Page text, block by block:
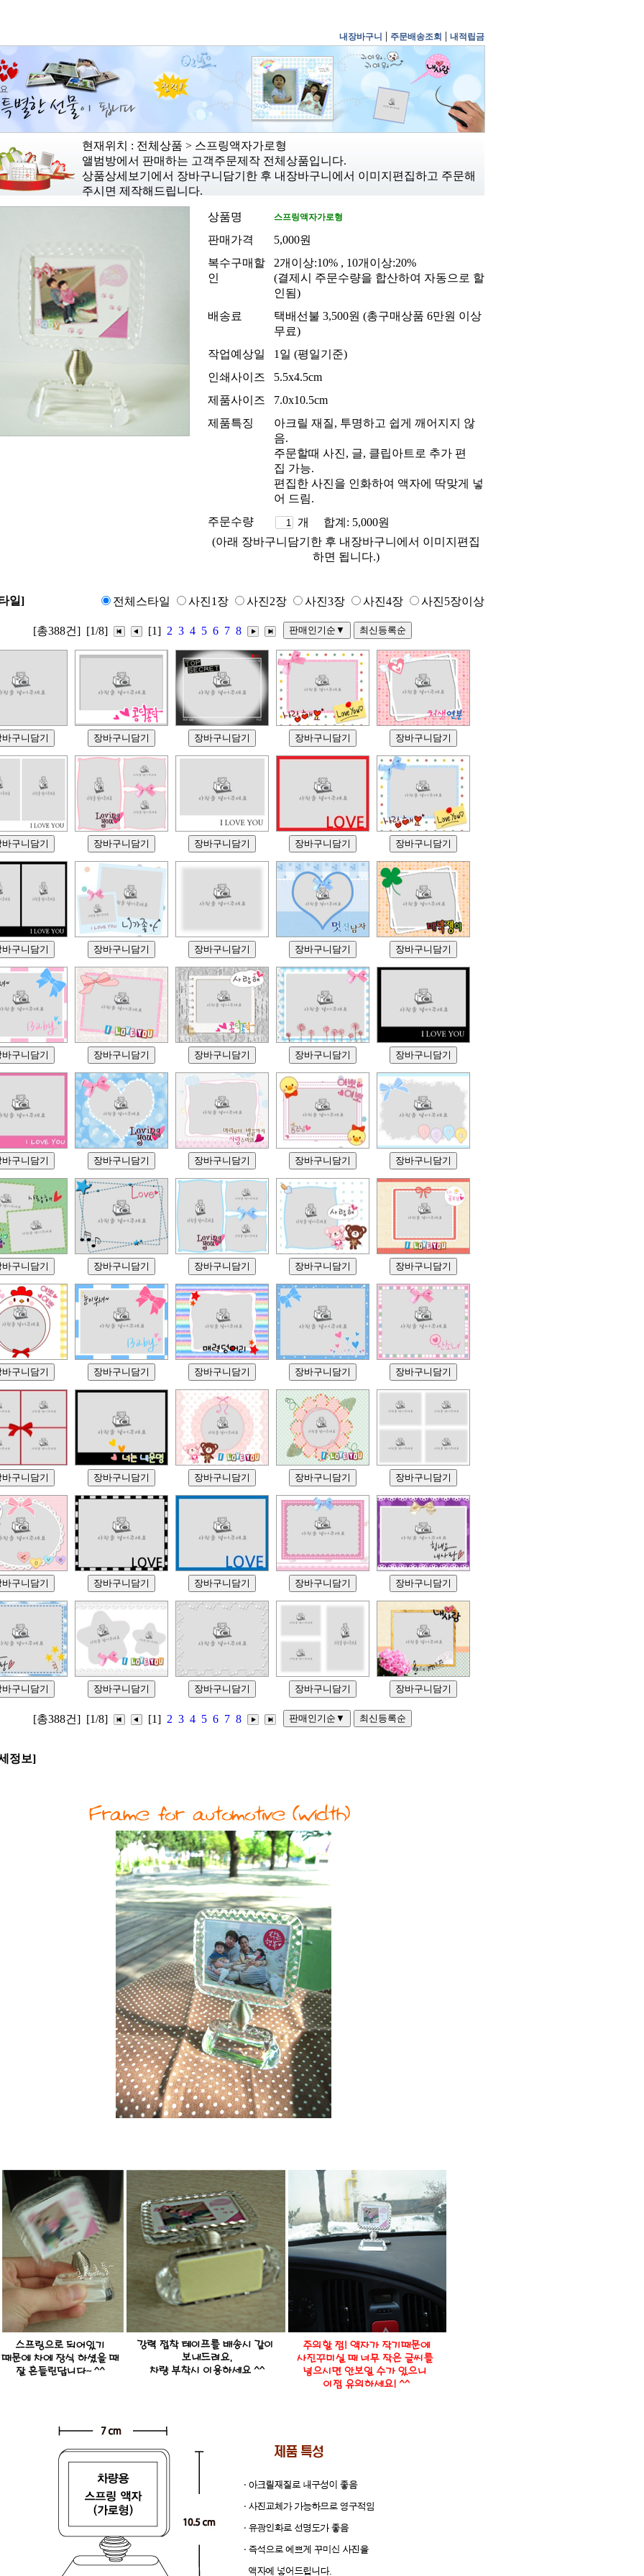
내장바구니 | 주문배송조회 | 내적립금
현재위치 : 전체상품 > 스프링액자가로형
앨범방에서 판매하는 고객주문제작 전체상품입니다.
상품상세보기에서 장바구니담기한 후 내장바구니에서 이미지편집하고 주문해
주시면 제작해드립니다.
상품명 스프링액자가로형
판매가격
5,000원
복수구매할
인
2개이상:10% , 10개이상:20%
(결제시 주문수량을 합산하여 자동으로 할
인됨)
배송료
택배선불 3,500원 (총구매상품 6만원 이상
무료)
작업예상일
1일 (평일기준)
인쇄사이즈
5.5x4.5cm
제품사이즈
7.0x10.5cm
제품특징
아크릴 재질, 투명하고 쉽게 깨어지지 않
음.
주문할때 사진, 글, 클립아트로 추가 편
집 가능.
편집한 사진을 인화하여 액자에 딱맞게 넣
어 드림.
주문수량
개 합계: 5,000원
(아래 장바구니담기한 후 내장바구니에서 이미지편집
하면 됩니다.)
일] 전체스타일 사진1장 사진2장 사진3장 사진4장 사진5장이상
[총388건] [1/8] [1] 2 3 4 5 6 7 8
[총388건] [1/8] [1] 2 3 4 5 6 7 8
정보]